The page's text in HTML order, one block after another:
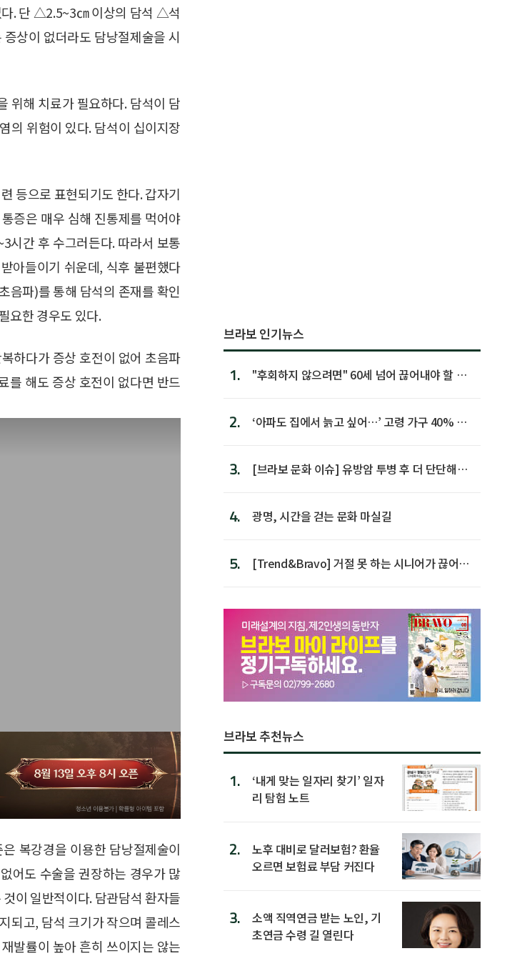
다. 단 △2.5~3㎝ 이상의 담석 △석
상이 없더라도 담낭절제술을 시
위해 치료가 필요하다. 담석이 담
의 위험이 있다. 담석이 십이지장
등으로 표현되기도 한다. 갑자기
증은 매우 심해 진통제를 먹어야
시간 후 수그러든다. 따라서 보통
아들이기 쉬운데, 식후 불편했다
음파)를 통해 담석의 존재를 확인
요한 경우도 있다.
하다가 증상 호전이 없어 초음파
를 해도 증상 호전이 없다면 반드
복강경을 이용한 담낭절제술이
어도 수술을 권장하는 경우가 많
이 일반적이다. 담관담석 환자들
되고, 담석 크기가 작으며 콜레스
발률이 높아 흔히 쓰이지는 않는
브라보 인기뉴스
1.
"후회하지 않으려면" 60세 넘어 끊어내야 할 사
2.
‘아파도 집에서 늙고 싶어…’ 고령 가구 40% 노
3.
[브라보 문화 이슈] 유방암 투병 후 더 단단해진
4. 광명, 시간을 걷는 문화 마실길
5.
[Trend&Bravo] 거절 못 하는 시니어가 끊어야
브라보 추천뉴스
1.
‘내게 맞는 일자리 찾기’ 일자
리 탐험 노트
2.
노후 대비로 달러보험? 환율
오르면 보험료 부담 커진다
3.
소액 직역연금 받는 노인, 기
초연금 수령 길 열린다